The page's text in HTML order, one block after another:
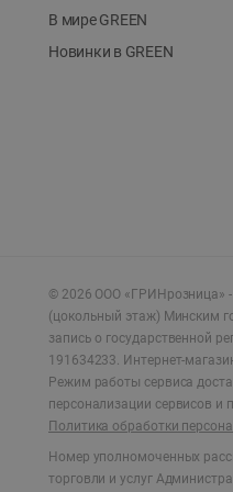
В мире GREEN
Новинки в GREEN
© 2026 ООО «ГРИНрозница» -
(цокольный этаж) Минским
запись о государственной
191634233. Интернет-
Режим работы сервиса
персонализации сервисов и
Политика обработки
Номер уполномоченных
торговли и услуг